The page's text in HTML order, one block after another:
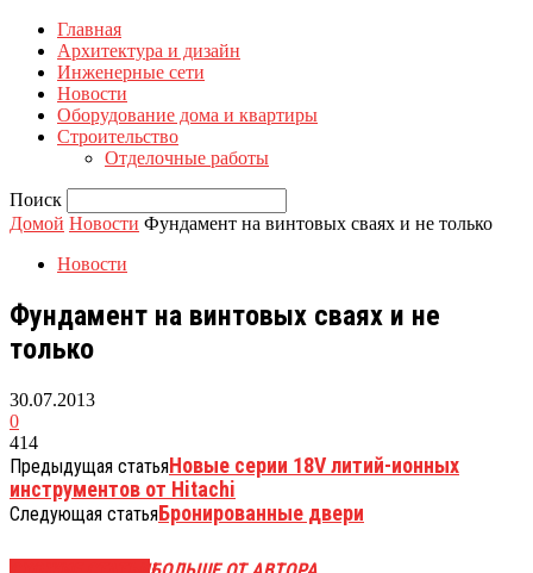
Главная
Архитектура и дизайн
Инженерные сети
Новости
Оборудование дома и квартиры
Строительство
Отделочные работы
Поиск
Домой Новости Фундамент на винтовых сваях и не только
Новости
Фундамент на винтовых сваях и не
только
30.07.2013
0
414
Предыдущая статьяНовые серии 18V литий-ионных
инструментов от Hitachi
Следующая статьяБронированные двери